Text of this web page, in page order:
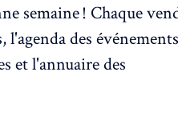
semaine ! Chaque
des
et l'annuaire des